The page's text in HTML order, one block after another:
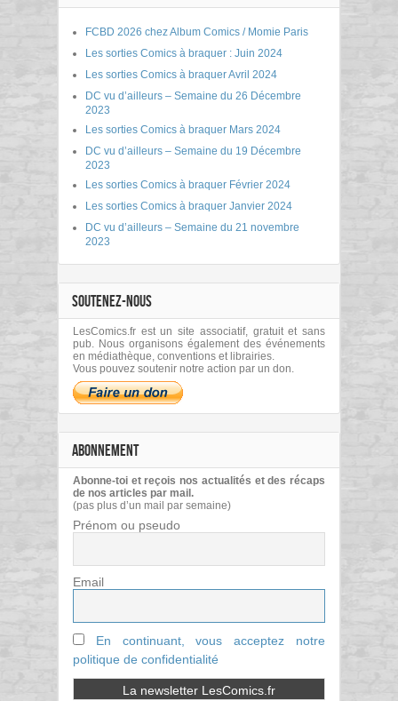
FCBD 2026 chez Album Comics / Momie Paris
Les sorties Comics à braquer : Juin 2024
Les sorties Comics à braquer Avril 2024
DC vu d’ailleurs – Semaine du 26 Décembre
2023
Les sorties Comics à braquer Mars 2024
DC vu d’ailleurs – Semaine du 19 Décembre
2023
Les sorties Comics à braquer Février 2024
Les sorties Comics à braquer Janvier 2024
DC vu d’ailleurs – Semaine du 21 novembre
2023
SOUTENEZ-NOUS
LesComics.fr est un site associatif, gratuit et sans
pub. Nous organisons également des événements
en médiathèque, conventions et librairies.
Vous pouvez soutenir notre action par un don.
ABONNEMENT
Abonne-toi et reçois nos actualités et des récaps
de nos articles par mail.
(pas plus d’un mail par semaine)
Prénom ou pseudo
Email
En continuant, vous acceptez notre
politique de confidentialité